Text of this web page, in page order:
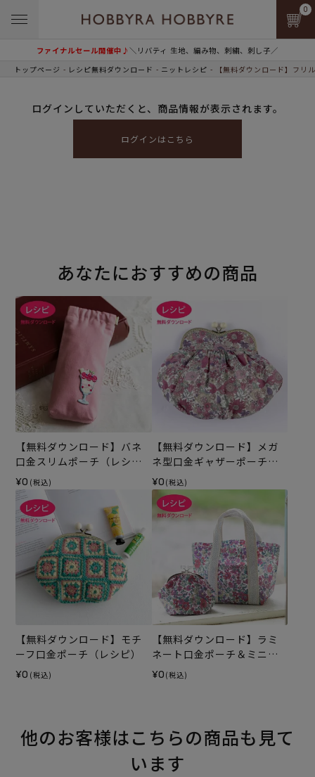
ファイナルセール開催中♪＼リバティ 生地、編み物、刺繍、刺し子／
0
トップページ レシピ無料ダウンロード ニットレシピ 【無料ダウンロード】フリ
ログインしていただくと、商品情報が表示されます。
ログインはこちら
あなたにおすすめの商品
【無料ダウンロード】バネ
口金スリムポーチ（レシ
ピ）
¥0 (税込)
【無料ダウンロード】メガ
ネ型口金ギャザーポーチ
（レシピ）
¥0 (税込)
【無料ダウンロード】モチ
ーフ口金ポーチ（レシピ）
¥0 (税込)
【無料ダウンロード】ラミ
ネート口金ポーチ＆ミニト
ートバッグ（レシピ）
¥0 (税込)
他のお客様はこちらの商品も見て
います